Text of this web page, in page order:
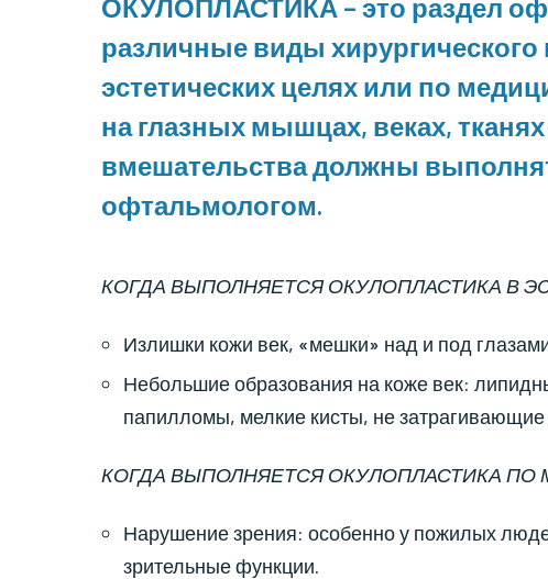
ОКУЛОПЛАСТИКА – это раздел
различные виды хирургического
эстетических целях или по
на глазных мышцах, веках,
вмешательства должны
офтальмологом.
КОГДА ВЫПОЛНЯЕТСЯ ОКУЛОПЛАСТИКА В
Излишки кожи век, «мешки» над и под
Небольшие образования на коже век:
папилломы, мелкие кисты, не затрагивающие
КОГДА ВЫПОЛНЯЕТСЯ ОКУЛОПЛАСТИКА
Нарушение зрения: особенно у пожилых
зрительные функции.